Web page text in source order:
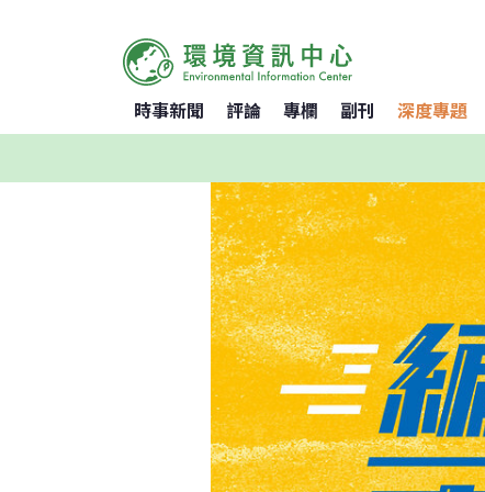
時事新聞 評論 專欄 副刊 深度專題